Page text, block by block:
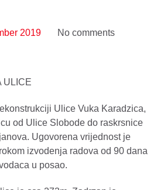
2019
No comments
ULICE
Ulice Vuka Karadzica,
od Ulice Slobode do raskrsnice
Ugovorena vrijednost je
izvodenja radova od 90 dana
u posao.